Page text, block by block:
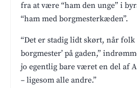
fra at være “ham den unge” i
“ham med borgmesterkæden”.
“Det er stadig lidt skørt, når folk
borgmester’ på gaden,”
jo egentlig bare været en del af
– ligesom alle andre.”